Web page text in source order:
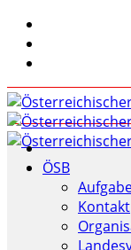
ÖSB
Kontakt